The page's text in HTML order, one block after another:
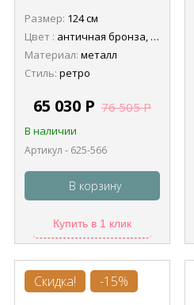
Размер: 124 см
Цвет : античная бронза, антик черный
Материал: металл
Стиль: ретро
65 030 Р 76 505Р
В наличии
Артикул - 625-566
В корзину
Купить в 1 клик
Скидка! -15%